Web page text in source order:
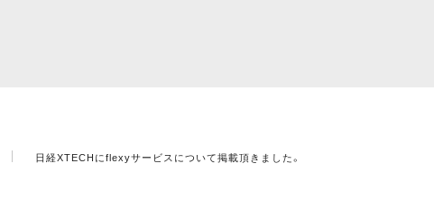
日経XTECHにflexyサービスについて掲載頂きました。